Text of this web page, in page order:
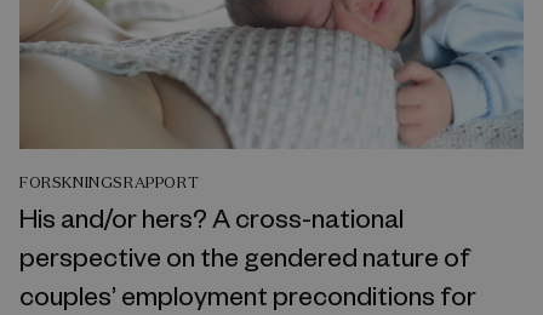
FORSKNINGSRAPPORT
His and/or hers? A cross-national
perspective on the gendered nature of
couples’ employment preconditions for